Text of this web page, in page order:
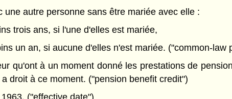
autre personne sans être mariée avec elle :
trois ans, si l'une d'elles est mariée,
un an, si aucune d'elles n'est mariée. ("common-law
qu'ont à un moment donné les prestations de
droit à ce moment. ("pension benefit credit")
("effective date")